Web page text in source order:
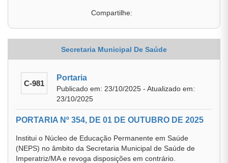
Compartilhe:
Secretaria Municipal De Saúde
C-981
Portaria
Publicado em: 23/10/2025 - Atualizado em:
23/10/2025
PORTARIA Nº 354, DE 01 DE OUTUBRO DE 2025
Institui o Núcleo de Educação Permanente em Saúde
(NEPS) no âmbito da Secretaria Municipal de Saúde de
Imperatriz/MA e revoga disposições em contrário.